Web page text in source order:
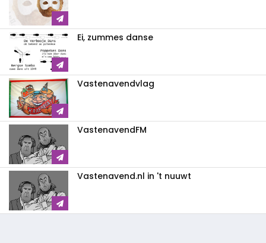
Ei, zummes danse
Vastenavendvlag
VastenavendFM
Vastenavend.nl in 't nuuwt